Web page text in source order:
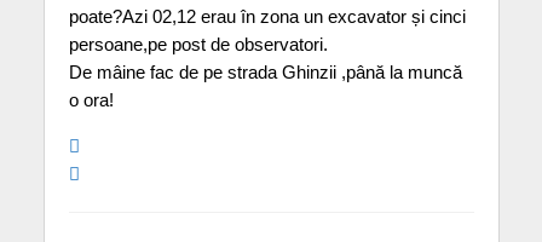
poate?Azi 02,12 erau în zona un excavator și cinci
persoane,pe post de observatori.
De mâine fac de pe strada Ghinzii ,până la muncă
o ora!